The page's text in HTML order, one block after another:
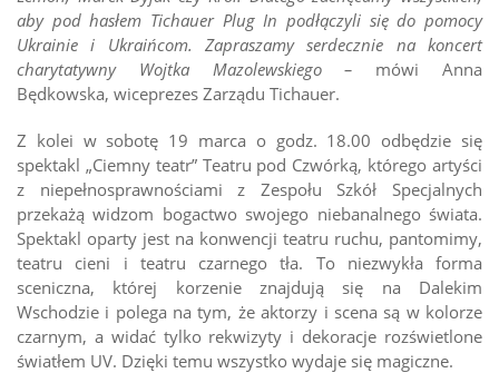
aby pod hasłem Tichauer Plug In podłączyli się do pomocy
Ukrainie i Ukraińcom. Zapraszamy serdecznie na koncert
charytatywny Wojtka Mazolewskiego – mówi Anna
Będkowska, wiceprezes Zarządu Tichauer.
Z kolei w sobotę 19 marca o godz. 18.00 odbędzie się
spektakl „Ciemny teatr” Teatru pod Czwórką, którego artyści
z niepełnosprawnościami z Zespołu Szkół Specjalnych
przekażą widzom bogactwo swojego niebanalnego świata.
Spektakl oparty jest na konwencji teatru ruchu, pantomimy,
teatru cieni i teatru czarnego tła. To niezwykła forma
sceniczna, której korzenie znajdują się na Dalekim
Wschodzie i polega na tym, że aktorzy i scena są w kolorze
czarnym, a widać tylko rekwizyty i dekoracje rozświetlone
światłem UV. Dzięki temu wszystko wydaje się magiczne.